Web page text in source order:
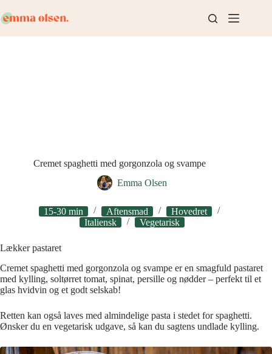
til
indhold
Cremet spaghetti med gorgonzola og svampe
Emma Olsen
15-30 min Aftensmad
Hovedret
Italiensk
Vegetarisk
Lækker pastaret
Cremet spaghetti med gorgonzola og svampe er en smagfuld pastaret
med kylling, soltørret tomat, spinat, persille og nødder – perfekt til et
glas hvidvin og et godt selskab!
Retten kan også laves med almindelige pasta i stedet for spaghetti.
Ønsker du en vegetarisk udgave, så kan du sagtens undlade kylling.